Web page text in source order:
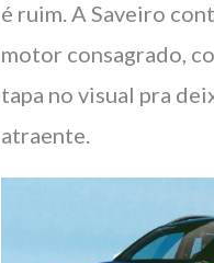
é ruim. A Saveiro
motor consagrado,
tapa no visual pra
atraente.